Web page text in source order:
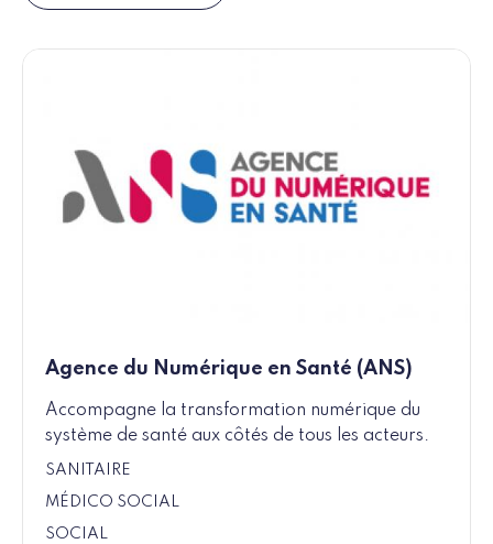
Agence du Numérique en Santé (ANS)
Accompagne la transformation numérique du
système de santé aux côtés de tous les acteurs.
SANITAIRE
MÉDICO SOCIAL
SOCIAL